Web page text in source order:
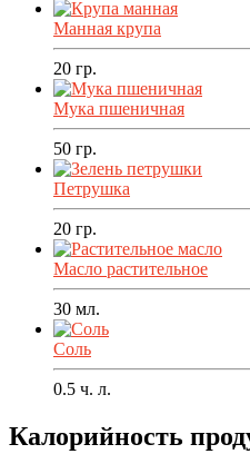
Манная крупа
20 гр.
Мука пшеничная
50 гр.
Петрушка
20 гр.
Масло растительное
30 мл.
Соль
0.5 ч. л.
Калорийность